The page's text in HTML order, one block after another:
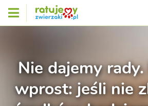
Nie dajemy
wprost: jeśli nie